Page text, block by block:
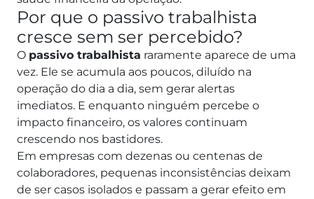
Por que o passivo trabalhista
cresce sem ser percebido?
O passivo trabalhista raramente aparece de uma
vez. Ele se acumula aos poucos, diluído na
operação do dia a dia, sem gerar alertas
imediatos. E enquanto ninguém percebe o
impacto financeiro, os valores continuam
crescendo nos bastidores.
Em empresas com dezenas ou centenas de
colaboradores, pequenas inconsistências deixam
de ser casos isolados e passam a gerar efeito em